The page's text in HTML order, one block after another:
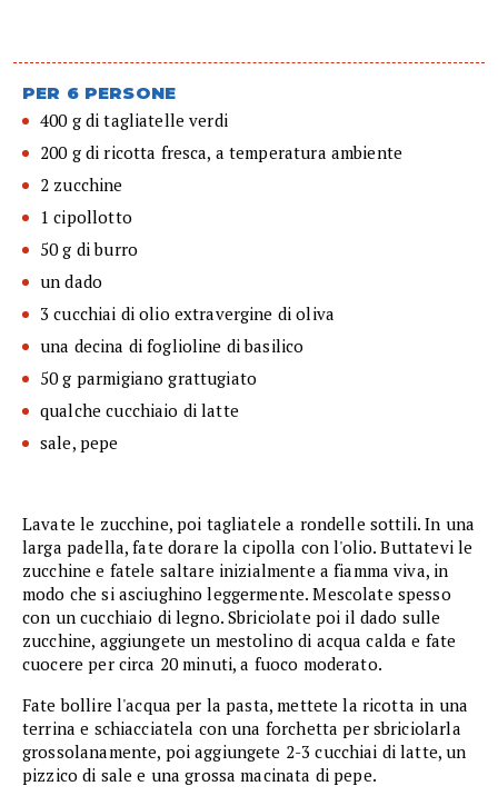
PER 6 PERSONE
400 g di tagliatelle verdi
200 g di ricotta fresca, a temperatura ambiente
2 zucchine
1 cipollotto
50 g di burro
un dado
3 cucchiai di olio extravergine di oliva
una decina di foglioline di basilico
50 g parmigiano grattugiato
qualche cucchiaio di latte
sale, pepe
Lavate le zucchine, poi tagliatele a rondelle sottili. In una
larga padella, fate dorare la cipolla con l'olio. Buttatevi le
zucchine e fatele saltare inizialmente a fiamma viva, in
modo che si asciughino leggermente. Mescolate spesso
con un cucchiaio di legno. Sbriciolate poi il dado sulle
zucchine, aggiungete un mestolino di acqua calda e fate
cuocere per circa 20 minuti, a fuoco moderato.
Fate bollire l'acqua per la pasta, mettete la ricotta in una
terrina e schiacciatela con una forchetta per sbriciolarla
grossolanamente, poi aggiungete 2-3 cucchiai di latte, un
pizzico di sale e una grossa macinata di pepe.